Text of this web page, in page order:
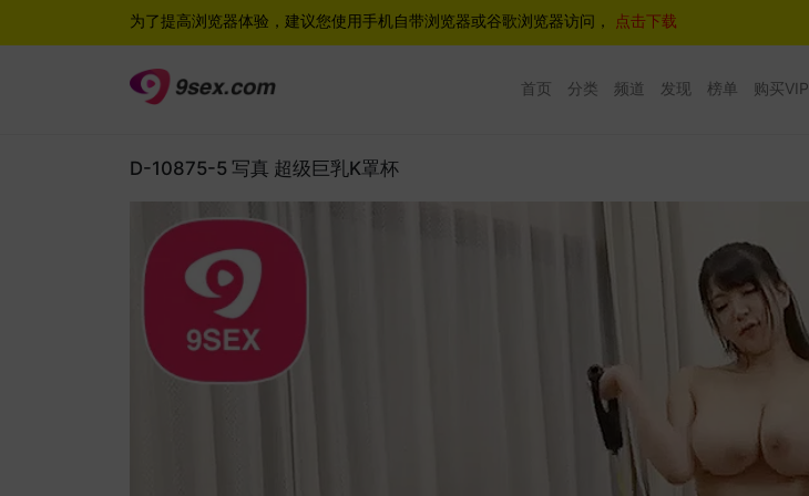
为了提高浏览器体验，建议您使用手机自带浏览器或谷歌浏览器访问， 点击下载
首页 分类 频道 发现 榜单 购买VIP
D-10875-5 写真 超级巨乳K罩杯